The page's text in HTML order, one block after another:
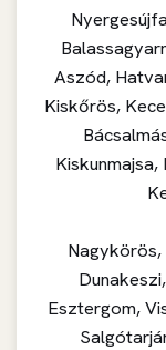
Aszód,
Kiskőrös,
Nagykörös,
Esztergom,